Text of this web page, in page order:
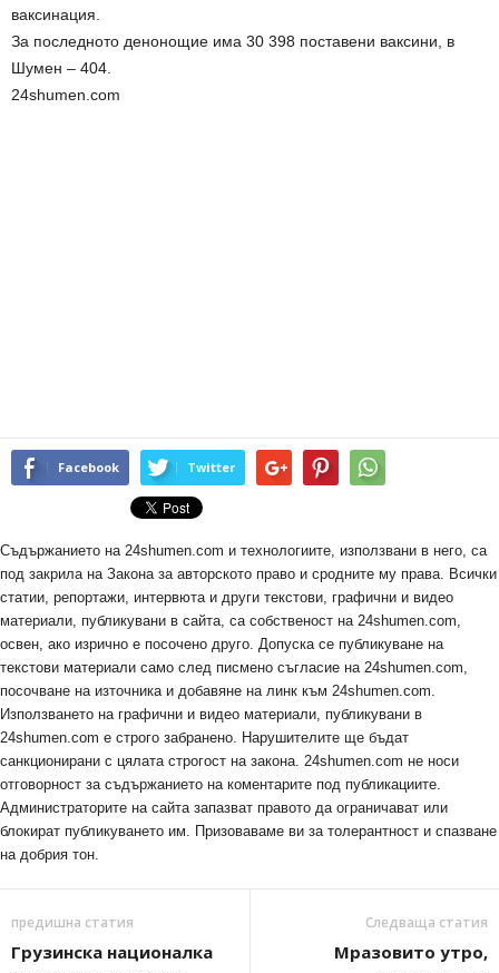
ваксинация.
За последното денонощие има 30 398 поставени ваксини, в
Шумен – 404.
24shumen.com
Facebook Twitter
Съдържанието на 24shumen.com и технологиите, използвани в него, са
под закрила на Закона за авторското право и сродните му права. Всички
статии, репортажи, интервюта и други текстови, графични и видео
материали, публикувани в сайта, са собственост на 24shumen.com,
освен, ако изрично е посочено друго. Допуска се публикуване на
текстови материали само след писмено съгласие на 24shumen.com,
посочване на източника и добавяне на линк към 24shumen.com.
Използването на графични и видео материали, публикувани в
24shumen.com е строго забранено. Нарушителите ще бъдат
санкционирани с цялата строгост на закона. 24shumen.com не носи
отговорност за съдържанието на коментарите под публикациите.
Администраторите на сайта запазват правото да ограничават или
блокират публикуването им. Призоваваме ви за толерантност и спазване
на добрия тон.
предишна статия
Грузинска националка
Следваща статия
Мразовито утро,